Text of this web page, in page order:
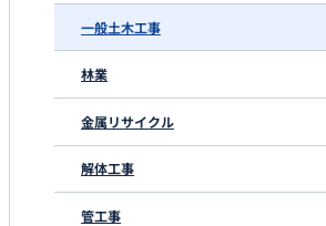
一般土木工事
林業
金属リサイクル
解体工事
管工事